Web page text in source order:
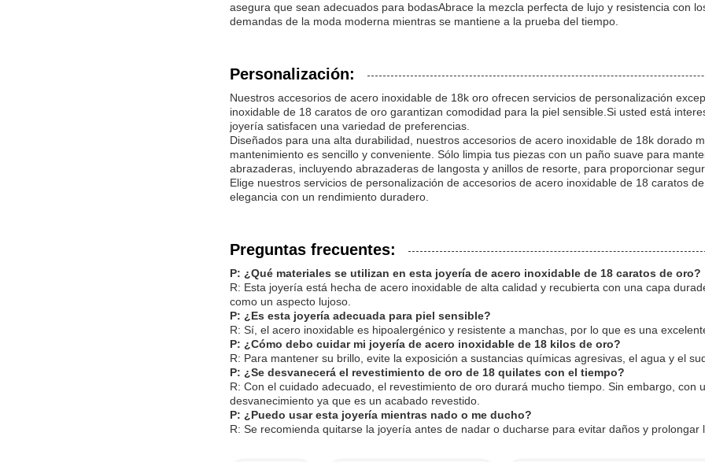
asegura que sean adecuados para bodasAbrace la mezcla perfecta de lujo y resistencia con
demandas de la moda moderna mientras se mantiene a la prueba del tiempo.
Personalización:
Nuestros accesorios de acero inoxidable de 18k oro ofrecen servicios de personalización
inoxidable de 18 caratos de oro garantizan comodidad para la piel sensible.Si usted está
joyería satisfacen una variedad de preferencias.
Diseñados para una alta durabilidad, nuestros accesorios de acero inoxidable de 18k dorado
mantenimiento es sencillo y conveniente. Sólo limpia tus piezas con un paño suave para
abrazaderas, incluyendo abrazaderas de langosta y anillos de resorte, para proporcionar
Elige nuestros servicios de personalización de accesorios de acero inoxidable de 18 caratos
elegancia con un rendimiento duradero.
Preguntas frecuentes:
P: ¿Qué materiales se utilizan en esta joyería de acero inoxidable de 18 caratos de oro?
R: Esta joyería está hecha de acero inoxidable de alta calidad y recubierta con una capa
como un aspecto lujoso.
P: ¿Es esta joyería adecuada para piel sensible?
R: Sí, el acero inoxidable es hipoalergénico y resistente a manchas, por lo que es una
P: ¿Cómo debo cuidar mi joyería de acero inoxidable de 18 kilos de oro?
R: Para mantener su brillo, evite la exposición a sustancias químicas agresivas, el agua y el
P: ¿Se desvanecerá el revestimiento de oro de 18 quilates con el tiempo?
R: Con el cuidado adecuado, el revestimiento de oro durará mucho tiempo. Sin embargo,
desvanecimiento ya que es un acabado revestido.
P: ¿Puedo usar esta joyería mientras nado o me ducho?
R: Se recomienda quitarse la joyería antes de nadar o ducharse para evitar daños y prolongar